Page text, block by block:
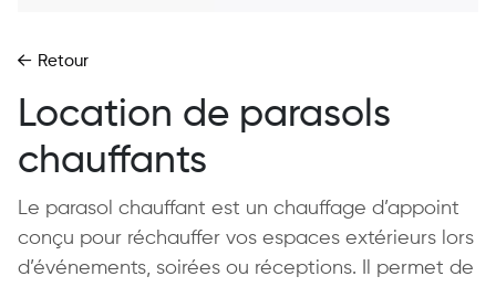
Retour
Location de parasols
chauffants
Le parasol chauffant est un chauffage d’appoint
conçu pour réchauffer vos espaces extérieurs lors
d’événements, soirées ou réceptions. Il permet de